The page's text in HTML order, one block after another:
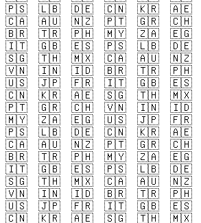
🇵🇸
🇱🇧 🇩🇪 🇨🇳 🇰🇷 🇦🇪
🇨🇦
🇦🇺 🇳🇿 🇵🇹 🇬🇷 🇨🇭
🇧🇷
🇹🇷 🇵🇭 🇲🇾 🇿🇦 🇪🇬
🇮🇹
🇬🇧 🇪🇸 🇵🇸 🇱🇧 🇩🇪
🇸🇬
🇹🇭 🇲🇽 🇨🇦 🇦🇺 🇳🇿
🇻🇳
🇮🇳 🇮🇩 🇧🇷 🇹🇷 🇵🇭
🇺🇸
🇯🇵 🇫🇷 🇮🇹 🇬🇧 🇪🇸
🇨🇳
🇰🇷 🇦🇪 🇸🇬 🇹🇭 🇲🇽
🇵🇹
🇬🇷 🇨🇭 🇻🇳 🇮🇳 🇮🇩
🇲🇾
🇿🇦 🇪🇬 🇺🇸 🇯🇵 🇫🇷
🇵🇸
🇱🇧 🇩🇪 🇨🇳 🇰🇷 🇦🇪
🇨🇦
🇦🇺 🇳🇿 🇵🇹 🇬🇷 🇨🇭
🇧🇷
🇹🇷 🇵🇭 🇲🇾 🇿🇦 🇪🇬
🇮🇹
🇬🇧 🇪🇸 🇵🇸 🇱🇧 🇩🇪
🇸🇬
🇹🇭 🇲🇽 🇨🇦 🇦🇺 🇳🇿
🇻🇳
🇮🇳 🇮🇩 🇧🇷 🇹🇷 🇵🇭
🇺🇸
🇯🇵 🇫🇷 🇮🇹 🇬🇧 🇪🇸
🇨🇳
🇰🇷 🇦🇪 🇸🇬 🇹🇭 🇲🇽